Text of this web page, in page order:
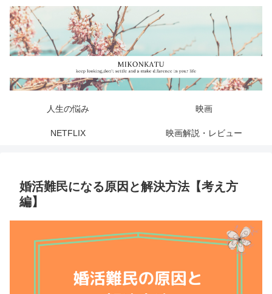
人生の悩み 映画
NETFLIX 映画解説・レビュー
婚活難民になる原因と解決方法【考え方
編】